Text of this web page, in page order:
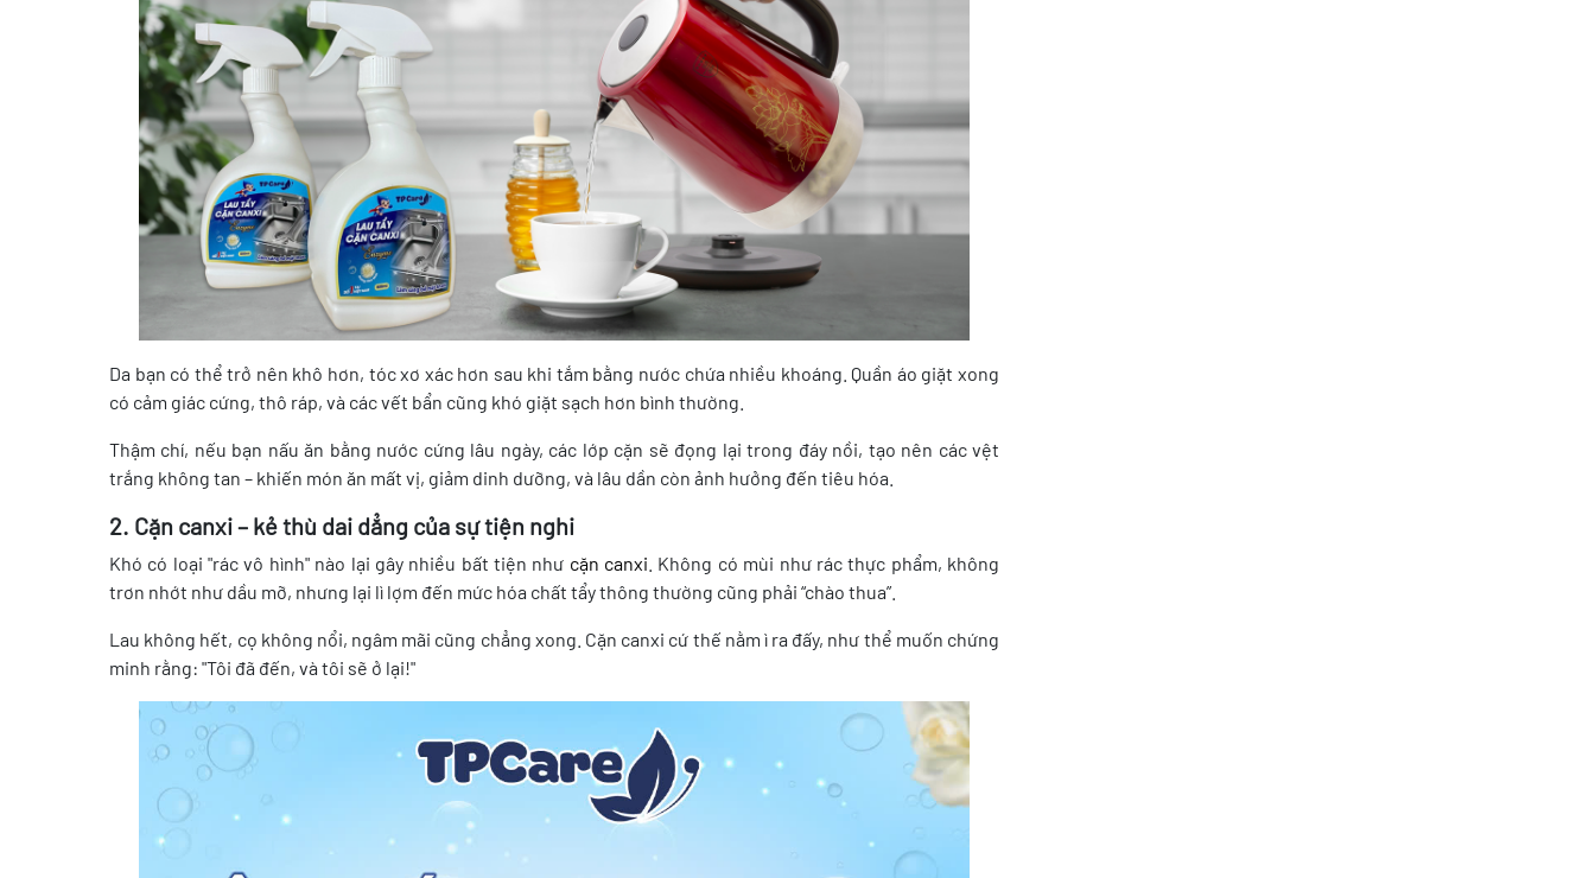
Da bạn có thể trở nên khô hơn, tóc xơ xác hơn sau khi tắm bằng nước chứa nhiều khoáng. Quần áo giặt xong
có cảm giác cứng, thô ráp, và các vết bẩn cũng khó giặt sạch hơn bình thường.
Thậm chí, nếu bạn nấu ăn bằng nước cứng lâu ngày, các lớp cặn sẽ đọng lại trong đáy nồi, tạo nên các vệt
trắng không tan – khiến món ăn mất vị, giảm dinh dưỡng, và lâu dần còn ảnh hưởng đến tiêu hóa.
2. Cặn canxi – kẻ thù dai dẳng của sự tiện nghi
Khó có loại "rác vô hình" nào lại gây nhiều bất tiện như cặn canxi . Không có mùi như rác thực phẩm, không
trơn nhớt như dầu mỡ, nhưng lại lì lợm đến mức hóa chất tẩy thông thường cũng phải “chào thua”.
Lau không hết, cọ không nổi, ngâm mãi cũng chẳng xong. Cặn canxi cứ thế nằm ì ra đấy, như thể muốn chứng
minh rằng: "Tôi đã đến, và tôi sẽ ở lại!"